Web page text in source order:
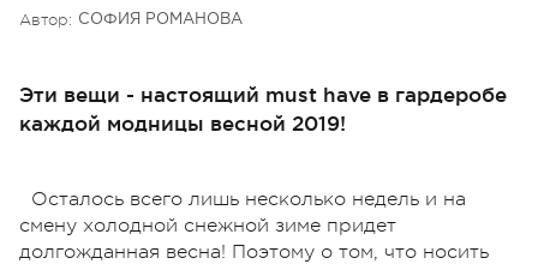
Автор: СОФИЯ РОМАНОВА
Эти вещи - настоящий must have в гардеробе
каждой модницы весной 2019!
Осталось всего лишь несколько недель и на
смену холодной снежной зиме придет
долгожданная весна! Поэтому о том, что носить